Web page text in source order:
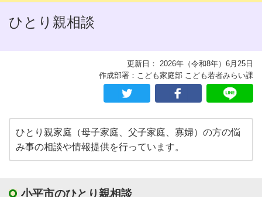
ひとり親相談
更新日： 2026年（令和8年）6月25日
作成部署：こども家庭部 こども若者みらい課
ひとり親家庭（母子家庭、父子家庭、寡婦）の方の悩
み事の相談や情報提供を行っています。
小平市のひとり親相談